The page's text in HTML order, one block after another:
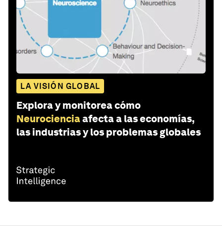
LA VISIÓN GLOBAL
Explora y monitorea cómo
Neurocienciaafecta a las economías,
las industrias y los problemas globales